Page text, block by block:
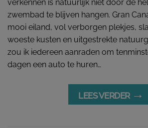
verkennen is natuurlijk niet door de
zwembad te blijven hangen. Gran
mooi eiland, vol verborgen plekjes,
woeste kusten en uitgestrekte
zou ik iedereen aanraden om
dagen een auto te huren…
LEES VERDER →